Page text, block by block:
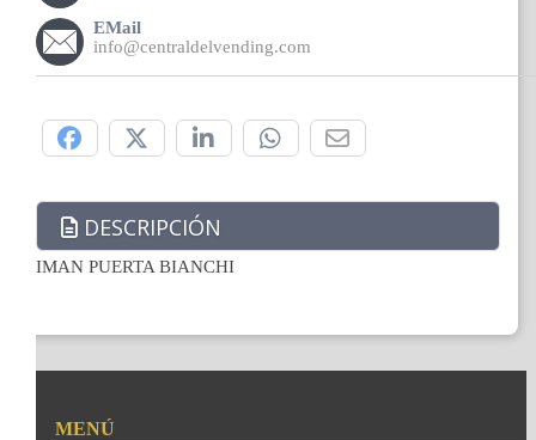
EMail
info@centraldelvending.com
DESCRIPCIÓN
IMAN PUERTA BIANCHI
MENÚ